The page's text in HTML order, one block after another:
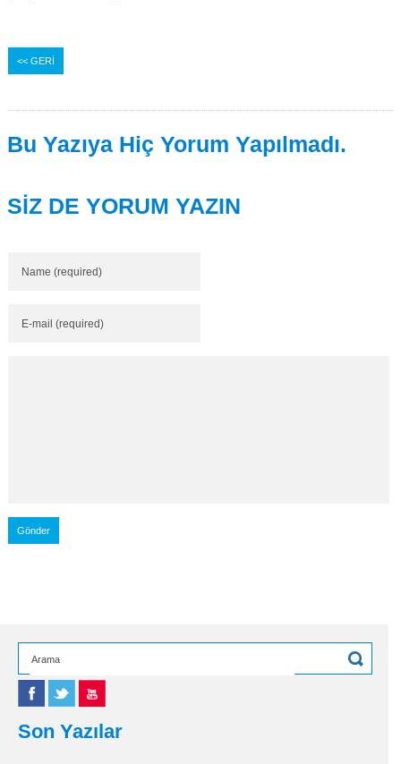
<< GERİ
Bu Yazıya Hiç Yorum Yapılmadı.
SİZ DE YORUM YAZIN
Son Yazılar